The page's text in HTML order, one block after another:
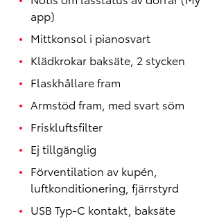
app)
Mittkonsol i pianosvart
Klädkrokar baksäte, 2 stycken
Flaskhållare fram
Armstöd fram, med svart söm
Friskluftsfilter
Ej tillgänglig
Förventilation av kupén,
luftkonditionering, fjärrstyrd
USB Typ-C kontakt, baksäte